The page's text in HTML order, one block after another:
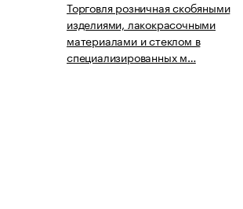
Торговля розничная скобяными
изделиями, лакокрасочными
материалами и стеклом в
специализированных м…